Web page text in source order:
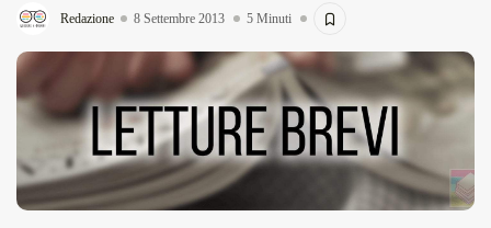
Redazione 8 Settembre 2013 5 Minuti